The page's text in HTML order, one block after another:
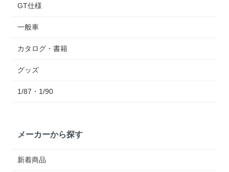
GT仕様
一般車
カタログ・書籍
グッズ
1/87・1/90
メーカーから探す
新着商品